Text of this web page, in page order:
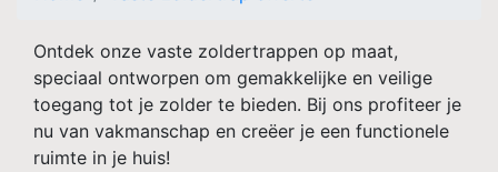
Ontdek onze vaste zoldertrappen op maat,
speciaal ontworpen om gemakkelijke en veilige
toegang tot je zolder te bieden. Bij ons profiteer je
nu van vakmanschap en creëer je een functionele
ruimte in je huis!